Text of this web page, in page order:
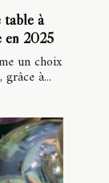
à
en 2025
un choix
à...